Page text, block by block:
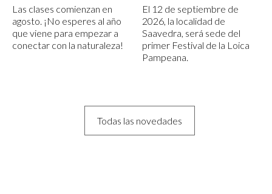
Las clases comienzan en
agosto. ¡No esperes al año
que viene para empezar a
conectar con la naturaleza!
El 12 de septiembre de
2026, la localidad de
Saavedra, será sede del
primer Festival de la Loica
Pampeana.
Todas las novedades